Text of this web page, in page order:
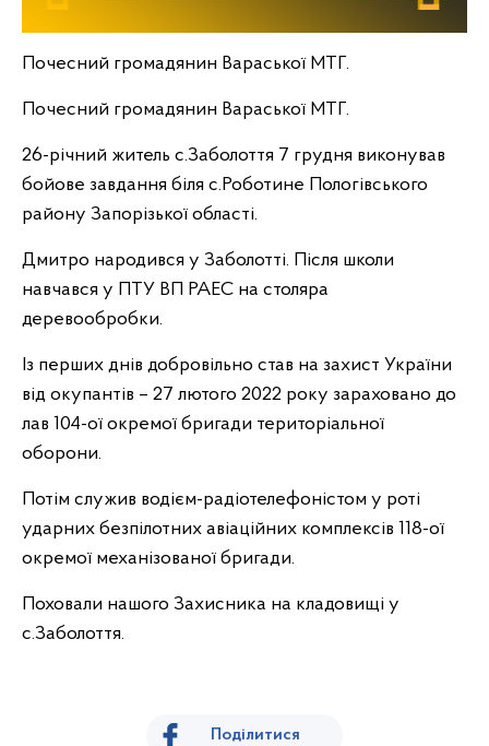
Почесний громадянин Вараської МТГ.
Почесний громадянин Вараської МТГ.
26-річний житель с.Заболоття 7 грудня виконував
бойове завдання біля с.Роботине Пологівського
району Запорізької області.
Дмитро народився у Заболотті. Після школи
навчався у ПТУ ВП РАЕС на столяра
деревообробки.
Із перших днів добровільно став на захист України
від окупантів – 27 лютого 2022 року зараховано до
лав 104-ої окремої бригади територіальної
оборони.
Потім служив водієм-радіотелефоністом у роті
ударних безпілотних авіаційних комплексів 118-ої
окремої механізованої бригади.
Поховали нашого Захисника на кладовищі у
с.Заболоття.
Поділитися